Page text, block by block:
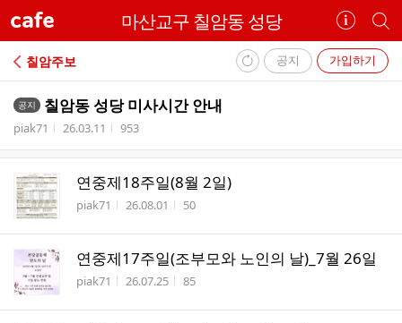
cafe 마산교구 칠암동 성당
카
페
정
보
개
별
카
페
공지 가입하기
칠암주보
스
공지 칠암동 성당 미사시간 안내
작성자
piak71 작성시간
26.03.11 조회수
953
연중제18주일(8월 2일)
작성자
piak71 작성시간
26.08.01 조회수
50
연중제17주일(조부모와 노인의 날)_7월 26일
작성자
piak71 작성시간
26.07.25 조회수
85